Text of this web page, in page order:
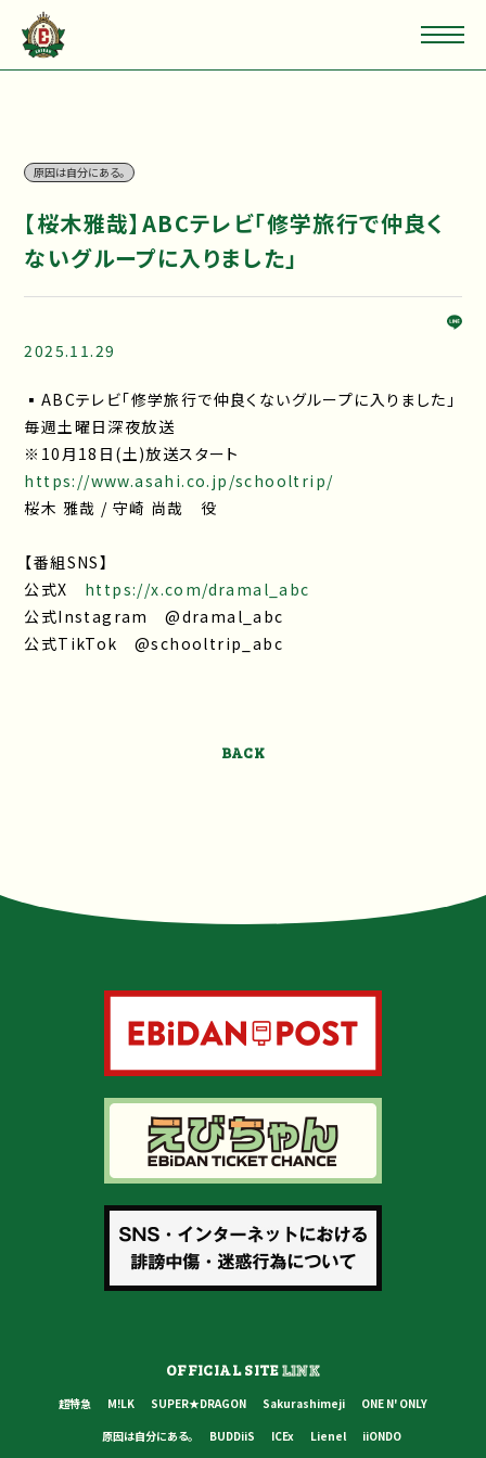
原因は自分にある。
【桜木雅哉】ABCテレビ「修学旅行で仲良く
ないグループに入りました」
2025.11.29
▪ABCテレビ「修学旅行で仲良くないグループに入りました」
毎週土曜日深夜放送
※10月18日(土)放送スタート
https://www.asahi.co.jp/schooltrip/
桜木 雅哉 / 守崎 尚哉 役
【番組SNS】
公式X https://x.com/dramal_abc
公式Instagram @dramal_abc
公式TikTok @schooltrip_abc
BACK
OFFICIAL SITELINK
超特急 M!LK SUPER★DRAGON Sakurashimeji
ONE N' ONLY
原因は自分にある。
BUDDiiS ICEx Lienel iiONDO